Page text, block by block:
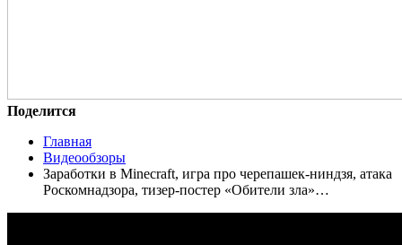
Поделится
Главная
Видеообзоры
Заработки в Minecraft, игра про черепашек-ниндзя, атака
Роскомнадзора, тизер-постер «Обители зла»…